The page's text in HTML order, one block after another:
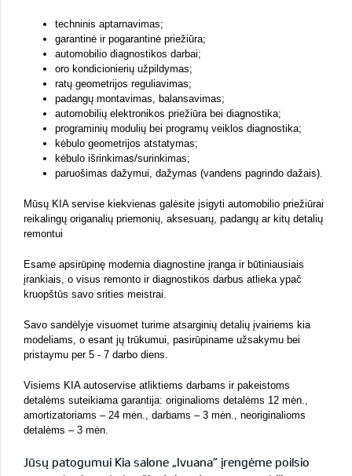
techninis aptarnavimas;
garantinė ir pogarantinė priežiūra;
automobilio diagnostikos darbai;
oro kondicionierių užpildymas;
ratų geometrijos reguliavimas;
padangų montavimas, balansavimas;
automobilių elektronikos priežiūra bei diagnostika;
programinių modulių bei programų veiklos diagnostika;
kėbulo geometrijos atstatymas;
kėbulo išrinkimas/surinkimas;
paruošimas dažymui, dažymas (vandens pagrindo dažais).
Mūsų KIA servise kiekvienas galėsite įsigyti automobilio priežiūrai
reikalingų origanalių priemonių, aksesuarų, padangų ar kitų detalių
remontui
Esame apsirūpinę modernia diagnostine įranga ir būtiniausiais
įrankiais, o visus remonto ir diagnostikos darbus atlieka ypač
kruopštūs savo srities meistrai.
Savo sandėlyje visuomet turime atsarginių detalių įvairiems kia
modeliams, o esant jų trūkumui, pasirūpiname užsakymu bei
pristaymu per 5 - 7 darbo diens.
Visiems KIA autoservise atliktiems darbams ir pakeistoms
detalėms suteikiama garantija: originalioms detalėms 12 mėn.,
amortizatoriams – 24 mėn., darbams – 3 mėn., neoriginalioms
detalėms – 3 mėn.
Jūsų patogumui Kia salone „Ivuana“ įrengėme poilsio